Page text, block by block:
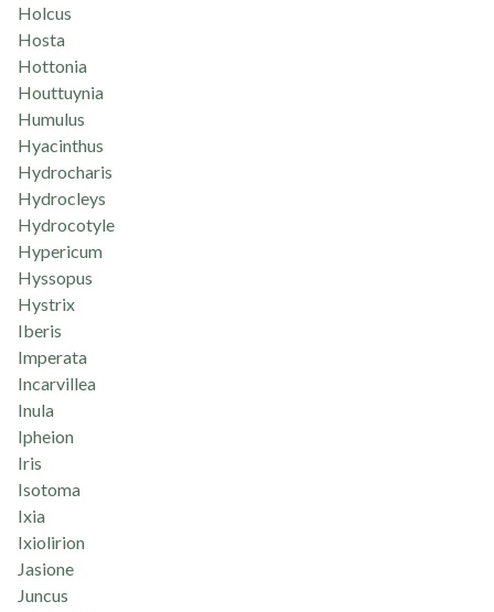
Holcus
Hosta
Hottonia
Houttuynia
Humulus
Hyacinthus
Hydrocharis
Hydrocleys
Hydrocotyle
Hypericum
Hyssopus
Hystrix
Iberis
Imperata
Incarvillea
Inula
Ipheion
Iris
Isotoma
Ixia
Ixiolirion
Jasione
Juncus